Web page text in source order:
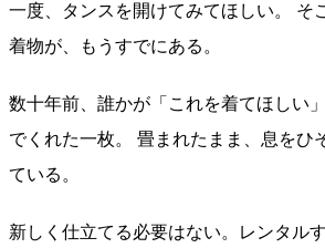
一度、タンスを開けてみてほしい。 そ
着物が、もうすでにある。
数十年前、誰かが「これを着てほしい
でくれた一枚。 畳まれたまま、息をひ
ている。
新しく仕立てる必要はない。レンタル